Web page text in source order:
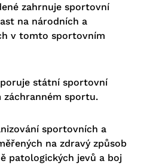
zahrnuje sportovní
na národních a
v tomto sportovním
státní sportovní
záchranném sportu.
sportovních a
na zdravý způsob
patologických jevů a boj